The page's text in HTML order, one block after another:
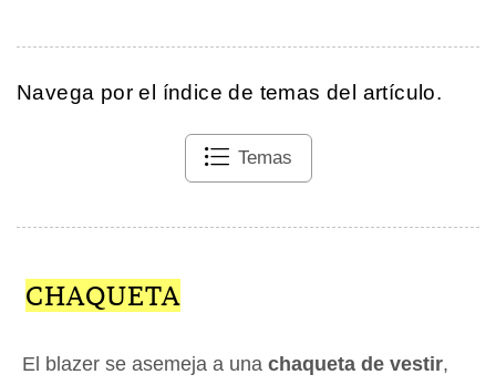
Navega por el índice de temas del artículo.
Temas
CHAQUETA
El blazer se asemeja a una chaqueta de vestir,